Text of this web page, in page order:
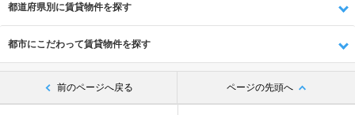
都道府県別に賃貸物件を探す
都市にこだわって賃貸物件を探す
前のページへ戻る ページの先頭へ